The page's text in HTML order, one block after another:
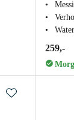
259,-